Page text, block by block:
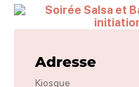
Adresse
Kiosque